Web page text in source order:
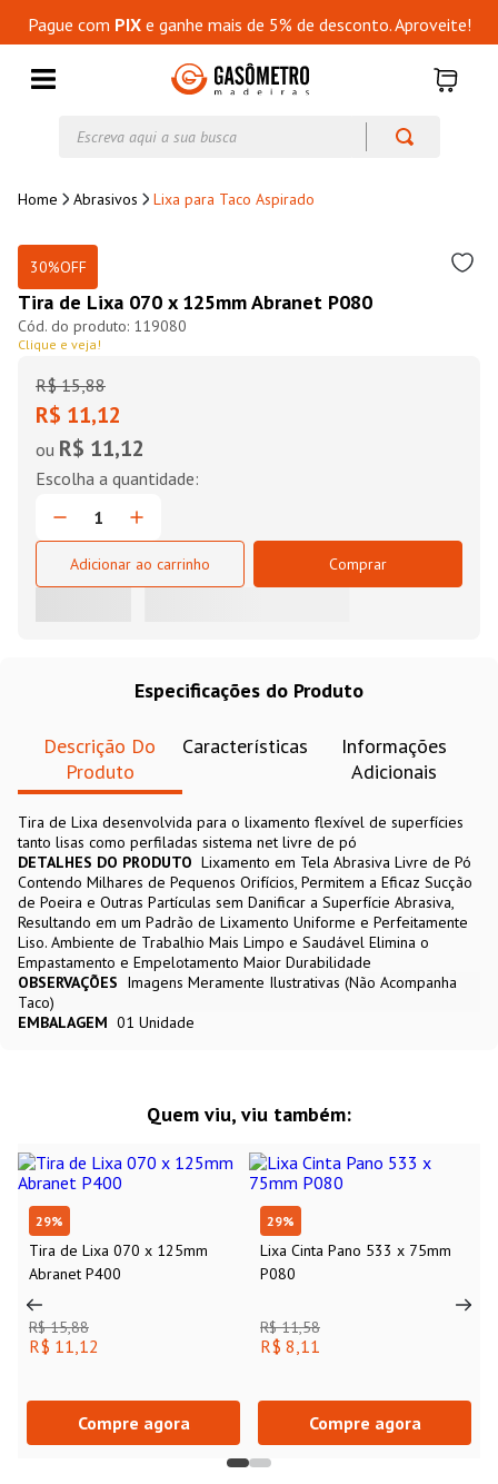
Pague com PIXe ganhe mais de 5% de desconto. Aproveite!
Abrasivos Lixa para Taco Aspirado
30%OFF
Tira de Lixa 070 x 125mm Abranet P080
119080
Clique e veja!
R$ 15,88
R$ 11,12
ou R$ 11,12
Adicionar ao carrinho Comprar
Especificações do Produto
Descrição Do
Produto
Características
Informações
Adicionais
Tira de Lixa desenvolvida para o lixamento flexível de superfícies
tanto lisas como perfiladas sistema net livre de pó
DETALHES DO PRODUTO Lixamento em Tela Abrasiva Livre de Pó
Contendo Milhares de Pequenos Orifícios, Permitem a Eficaz Sucção
de Poeira e Outras Partículas sem Danificar a Superfície Abrasiva,
Resultando em um Padrão de Lixamento Uniforme e Perfeitamente
Liso. Ambiente de Trabalhio Mais Limpo e Saudável Elimina o
Empastamento e Empelotamento Maior Durabilidade
OBSERVAÇÕES Imagens Meramente Ilustrativas (Não Acompanha
Taco)
EMBALAGEM 01 Unidade
Quem viu, viu também:
29%
Tira de Lixa 070 x 125mm
Abranet P400
R$ 15,88
R$ 11,12
Compre agora
29%
Lixa Cinta Pano 533 x 75mm
P080
R$ 11,58
R$ 8,11
Compre agora